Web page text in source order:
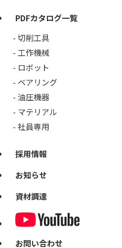
PDFカタログ一覧
切削工具
工作機械
ロボット
ベアリング
油圧機器
マテリアル
社員専用
採用情報
お知らせ
資材調達
お問い合わせ